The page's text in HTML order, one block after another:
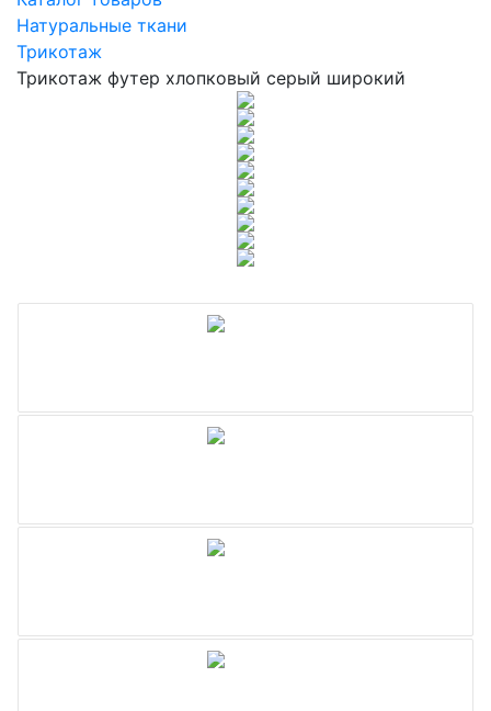
Натуральные ткани
Трикотаж
Трикотаж футер хлопковый серый широкий